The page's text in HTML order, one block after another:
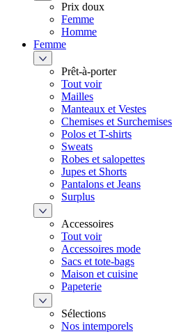
Prix doux
Femme
Homme
Femme
Prêt-à-porter
Tout voir
Mailles
Manteaux et Vestes
Chemises et Surchemises
Polos et T-shirts
Sweats
Robes et salopettes
Jupes et Shorts
Pantalons et Jeans
Surplus
Accessoires
Tout voir
Accessoires mode
Sacs et tote-bags
Maison et cuisine
Papeterie
Sélections
Nos intemporels